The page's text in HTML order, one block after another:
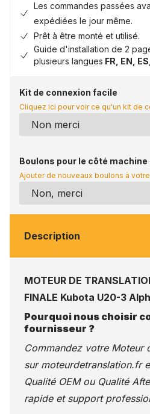
Les commandes passées
expédiées le jour même.
Prêt à être monté et utilisé.
Guide d'installation de 2
plusieurs langues FR, EN,
Kit de connexion facile
Cliquez ici pour voir ce qu'un kit de
Boulons pour le côté
Ajouter de nouveaux boulons à
Description
MOTEUR DE
FINALE Kubota U20-3
Pourquoi nous choisir
fournisseur ?
Commandez votre Moteur
sur moteurdetranslation.fr
Qualité OEM ou Qualité
rapide et support